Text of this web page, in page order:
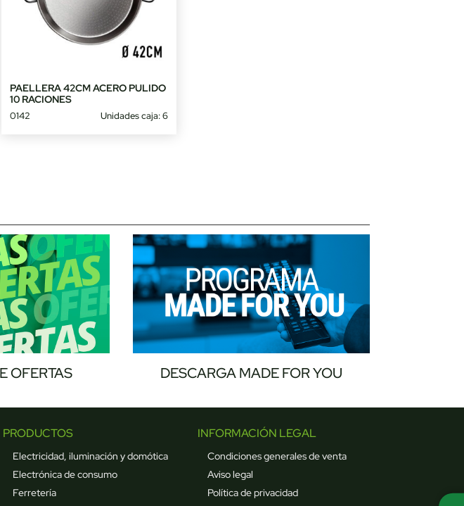
PAELLERA 42CM ACERO PULIDO
10 RACIONES
0142 Unidades caja: 6
OFERTAS DESCARGA MADE FOR YOU
PRODUCTOS
Electricidad, iluminación y domótica
Electrónica de consumo
Ferretería
INFORMACIÓN LEGAL
Condiciones generales de venta
Aviso legal
Política de privacidad